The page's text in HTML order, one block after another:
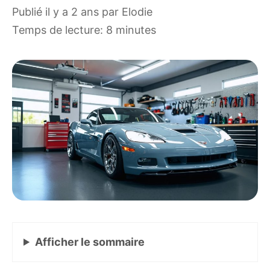
publié il y a 2 ans par Elodie
Temps de lecture: 8 minutes
Afficher le sommaire